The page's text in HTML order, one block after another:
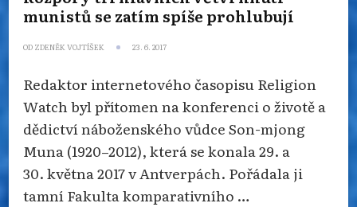
munistů se zatím spíše prohlubují
OD ZDENĚK VOJTÍŠEK 23. 6. 2017
Redaktor internetového časopisu Religion
Watch byl přítomen na konferenci o životě a
dědictví náboženského vůdce Son-mjong
Muna (1920–2012), která se konala 29. a
30. května 2017 v Antverpách. Pořádala ji
tamní Fakulta komparativního …